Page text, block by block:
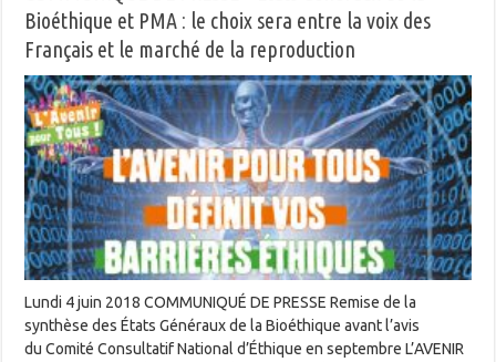
Bioéthique et PMA : le choix sera entre la voix des
Français et le marché de la reproduction
Lundi 4 juin 2018 COMMUNIQUÉ DE PRESSE Remise de la
synthèse des États Généraux de la Bioéthique avant l’avis
du Comité Consultatif National d’Éthique en septembre L’AVENIR